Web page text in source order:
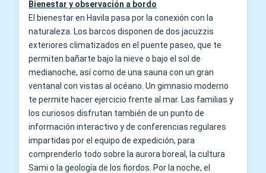
Bienestar y observación a bordo
El bienestar en Havila pasa por la conexión con la
naturaleza. Los barcos disponen de dos jacuzzis
exteriores climatizados en el puente paseo, que te
permiten bañarte bajo la nieve o bajo el sol de
medianoche, así como de una sauna con un gran
ventanal con vistas al océano. Un gimnasio moderno
te permite hacer ejercicio frente al mar. Las familias y
los curiosos disfrutan también de un punto de
información interactivo y de conferencias regulares
impartidas por el equipo de expedición, para
comprenderlo todo sobre la aurora boreal, la cultura
Sami o la geología de los fiordos. Por la noche, el